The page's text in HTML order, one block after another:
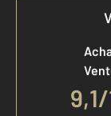
9,1/